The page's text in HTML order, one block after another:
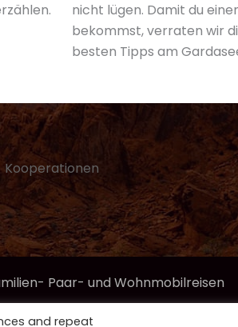
nicht lügen. Damit du
bekommst, verraten wir
besten Tipps am
Kooperationen
Paar- und Wohnmobilreisen
and repeat